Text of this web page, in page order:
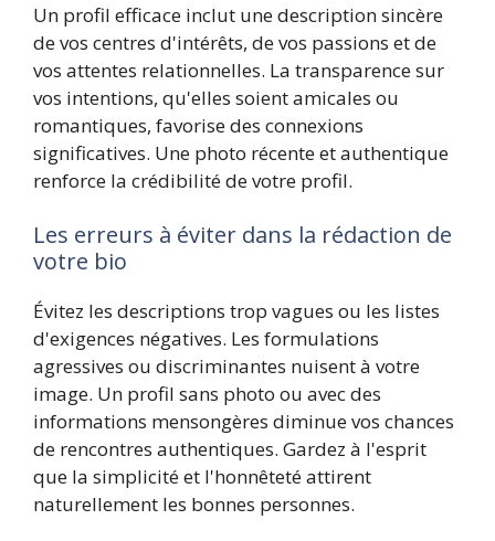
Un profil efficace inclut une description sincère
de vos centres d'intérêts, de vos passions et de
vos attentes relationnelles. La transparence sur
vos intentions, qu'elles soient amicales ou
romantiques, favorise des connexions
significatives. Une photo récente et authentique
renforce la crédibilité de votre profil.
Les erreurs à éviter dans la rédaction de
votre bio
Évitez les descriptions trop vagues ou les listes
d'exigences négatives. Les formulations
agressives ou discriminantes nuisent à votre
image. Un profil sans photo ou avec des
informations mensongères diminue vos chances
de rencontres authentiques. Gardez à l'esprit
que la simplicité et l'honnêteté attirent
naturellement les bonnes personnes.